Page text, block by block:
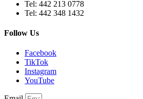
Tel: 442 213 0778
Tel: 442 348 1432
Follow Us
Facebook
TikTok
Instagram
YouTube